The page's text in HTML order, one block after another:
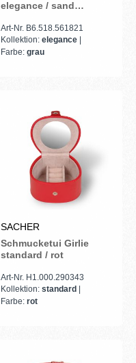
elegance / sand
Art-Nr. B6.518.561821
Kollektion: elegance
Farbe: grau
SACHER
Schmucketui Girlie
standard / rot
Art-Nr. H1.000.290343
Kollektion: standard
Farbe: rot